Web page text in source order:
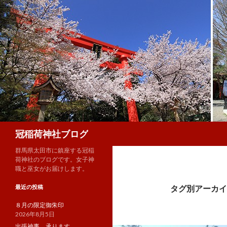
冠稲荷神社ブログ
タグ別アーカ
群馬県太田市に鎮座する冠稲
荷神社のブログです。女子神
職と巫女がお届けします。
最近の投稿
８月の限定御朱印
2026年8月5日